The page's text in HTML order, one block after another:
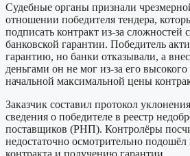
Судебные органы признали
отношении победителя тендера,
подписать контракт из-за сложностей
банковской гарантии. Победитель
гарантию, но банки отказывали, а
деньгами он не мог из-за его
начальной максимальной цены
Заказчик составил протокол
сведения о победителе в реестр
поставщиков (РНП). Контролёры
недостаточно осмотрительно
контракта и получению гарантии.